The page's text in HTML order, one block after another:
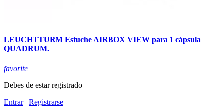
LEUCHTTURM Estuche AIRBOX VIEW para 1 cápsula
QUADRUM.
favorite
Debes de estar registrado
Entrar| Registrarse